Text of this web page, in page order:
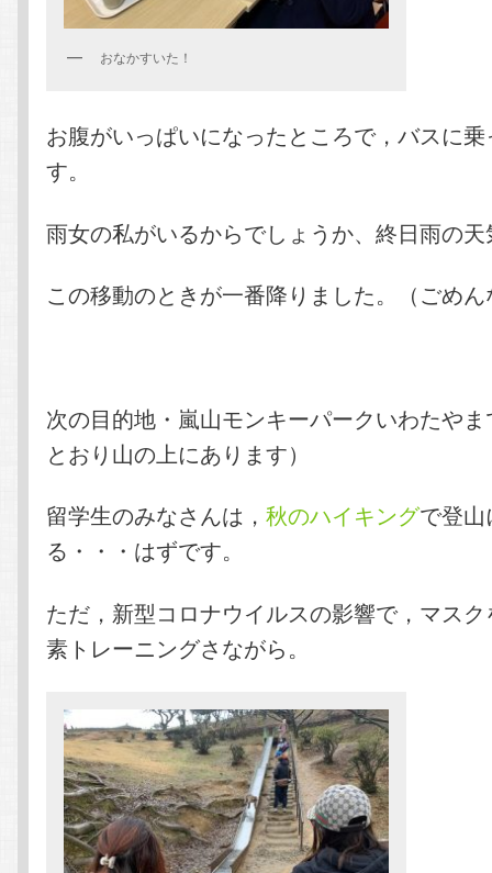
おなかすいた！
お腹がいっぱいになったところで，バスに
す。
雨女の私がいるからでしょうか、終日雨の
この移動のときが一番降りました。（ごめ
次の目的地・嵐山モンキーパークいわたや
とおり山の上にあります）
留学生のみなさんは，秋のハイキングで登
る・・・はずです。
ただ，新型コロナウイルスの影響で，マス
素トレーニングさながら。